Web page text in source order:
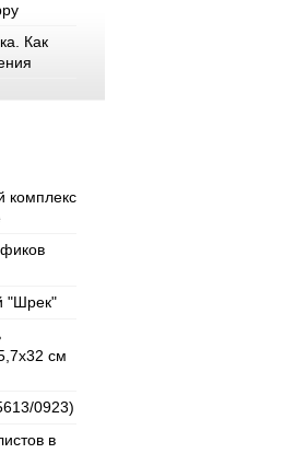
Как
комплекс
"Шрек"
см
0923)
в